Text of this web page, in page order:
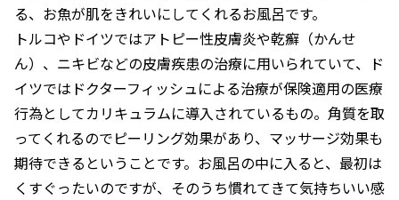
る、お魚が肌をきれいにしてくれるお風呂です。
トルコやドイツではアトピー性皮膚炎や乾癬（かんせ
ん）、ニキビなどの皮膚疾患の治療に用いられていて、ド
イツではドクターフィッシュによる治療が保険適用の医療
行為としてカリキュラムに導入されているもの。角質を取
ってくれるのでピーリング効果があり、マッサージ効果も
期待できるということです。お風呂の中に入ると、最初は
くすぐったいのですが、そのうち慣れてきて気持ちいい感